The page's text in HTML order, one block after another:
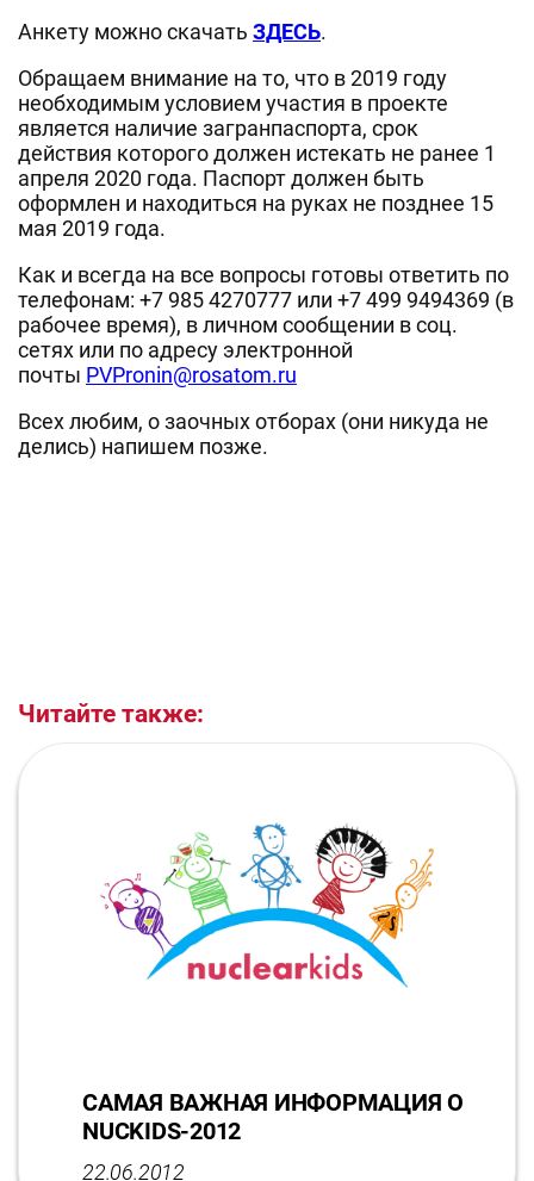
Анкету можно скачать ЗДЕСЬ.
Обращаем внимание на то, что в 2019 году
необходимым условием участия в проекте
является наличие загранпаспорта, срок
действия которого должен истекать не ранее 1
апреля 2020 года. Паспорт должен быть
оформлен и находиться на руках не позднее 15
мая 2019 года.
Как и всегда на все вопросы готовы ответить по
телефонам: +7 985 4270777 или +7 499 9494369 (в
рабочее время), в личном сообщении в соц.
сетях или по адресу электронной
почты PVPronin@rosatom.ru
Всех любим, о заочных отборах (они никуда не
делись) напишем позже.
Читайте также:
САМАЯ ВАЖНАЯ ИНФОРМАЦИЯ О
NUCKIDS-2012
22.06.2012